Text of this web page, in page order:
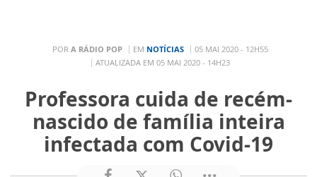
POR A RÁDIO POP EM NOTÍCIAS
05 MAI 2020 - 12H55
ATUALIZADA EM 05 MAI 2020 - 14H23
Professora cuida de recém-
nascido de família inteira
infectada com Covid-19